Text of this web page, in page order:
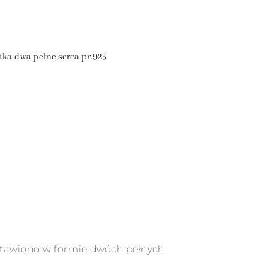
dwa pełne serca pr.925
w formie dwóch pełnych